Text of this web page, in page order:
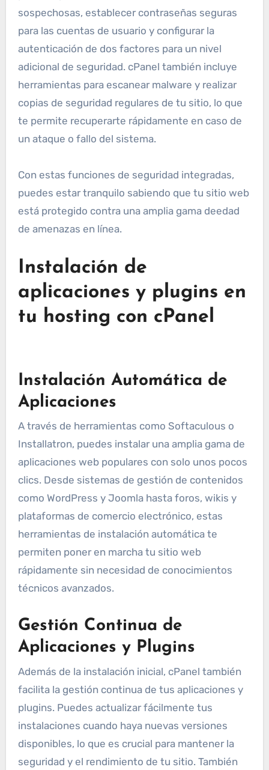
sospechosas, establecer contraseñas seguras
para las cuentas de usuario y configurar la
autenticación de dos factores para un nivel
adicional de seguridad. cPanel también incluye
herramientas para escanear malware y realizar
copias de seguridad regulares de tu sitio, lo que
te permite recuperarte rápidamente en caso de
un ataque o fallo del sistema.
Con estas funciones de seguridad integradas,
puedes estar tranquilo sabiendo que tu sitio web
está protegido contra una amplia gama deedad
de amenazas en línea.
Instalación de
aplicaciones y plugins en
tu hosting con cPanel
Instalación Automática de
Aplicaciones
A través de herramientas como Softaculous o
Installatron, puedes instalar una amplia gama de
aplicaciones web populares con solo unos pocos
clics. Desde sistemas de gestión de contenidos
como WordPress y Joomla hasta foros, wikis y
plataformas de comercio electrónico, estas
herramientas de instalación automática te
permiten poner en marcha tu sitio web
rápidamente sin necesidad de conocimientos
técnicos avanzados.
Gestión Continua de
Aplicaciones y Plugins
Además de la instalación inicial, cPanel también
facilita la gestión continua de tus aplicaciones y
plugins. Puedes actualizar fácilmente tus
instalaciones cuando haya nuevas versiones
disponibles, lo que es crucial para mantener la
seguridad y el rendimiento de tu sitio. También